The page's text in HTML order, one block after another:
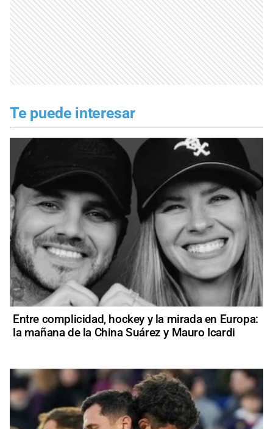
Te puede interesar
Entre complicidad, hockey y la mirada en Europa:
la mañana de la China Suárez y Mauro Icardi